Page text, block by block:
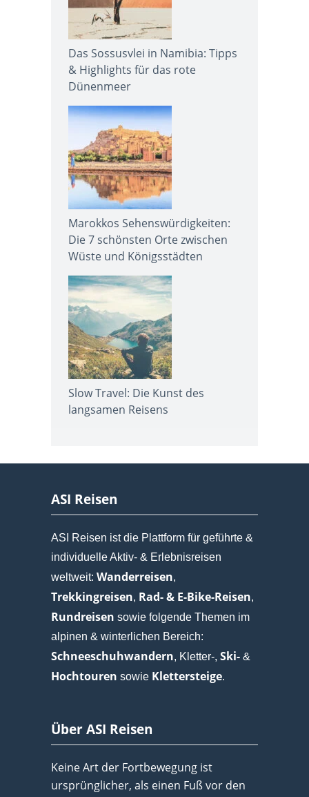
Das Sossusvlei in Namibia: Tipps
& Highlights für das rote
Dünenmeer
Marokkos Sehenswürdigkeiten:
Die 7 schönsten Orte zwischen
Wüste und Königsstädten
Slow Travel: Die Kunst des
langsamen Reisens
ASI Reisen
ASI Reisen ist die Plattform für geführte &
individuelle Aktiv- & Erlebnisreisen
weltweit: Wanderreisen,
Trekkingreisen, Rad- & E-Bike-Reisen,
Rundreisen sowie folgende Themen im
alpinen & winterlichen Bereich:
Schneeschuhwandern, Kletter-, Ski- &
Hochtouren sowie Klettersteige.
Über ASI Reisen
Keine Art der Fortbewegung ist
ursprünglicher, als einen Fuß vor den